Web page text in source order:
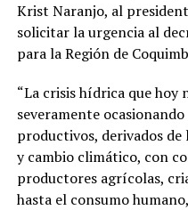
Krist Naranjo, al
solicitar la urgencia al
para la Región de
“La crisis hídrica que hoy
severamente
productivos, derivados
y cambio climático, con
productores agrícolas,
hasta el consumo